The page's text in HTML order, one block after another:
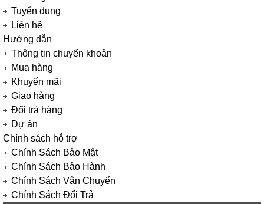
Tuyển dụng
Liên hệ
Hướng dẫn
Thông tin chuyển khoản
Mua hàng
Khuyến mãi
Giao hàng
Đổi trả hàng
Dự án
Chính sách hỗ trợ
Chính Sách Bảo Mật
Chính Sách Bảo Hành
Chính Sách Vận Chuyển
Chính Sách Đổi Trả